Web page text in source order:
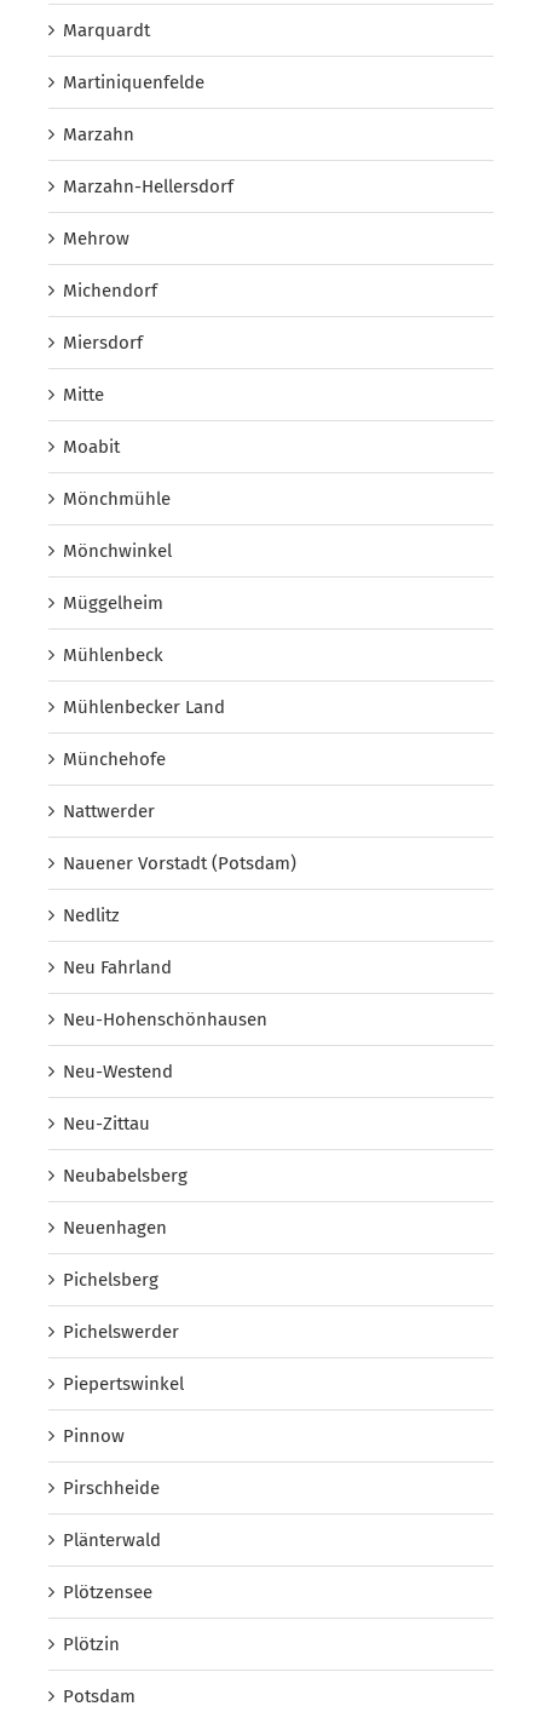
Marquardt
Martiniquenfelde
Marzahn
Marzahn-Hellersdorf
Mehrow
Michendorf
Miersdorf
Mitte
Moabit
Mönchmühle
Mönchwinkel
Müggelheim
Mühlenbeck
Mühlenbecker Land
Münchehofe
Nattwerder
Nauener Vorstadt (Potsdam)
Nedlitz
Neu Fahrland
Neu-Hohenschönhausen
Neu-Westend
Neu-Zittau
Neubabelsberg
Neuenhagen
Pichelsberg
Pichelswerder
Piepertswinkel
Pinnow
Pirschheide
Plänterwald
Plötzensee
Plötzin
Potsdam